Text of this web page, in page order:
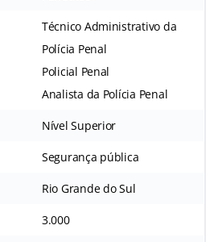
Técnico Administrativo da
Polícia Penal
Policial Penal
Analista da Polícia Penal
Nível Superior
Segurança pública
Rio Grande do Sul
3.000